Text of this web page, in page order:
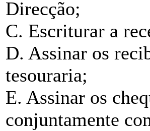
Direcção;
C. Escriturar a
D. Assinar os
tesouraria;
E. Assinar os
conjuntamente